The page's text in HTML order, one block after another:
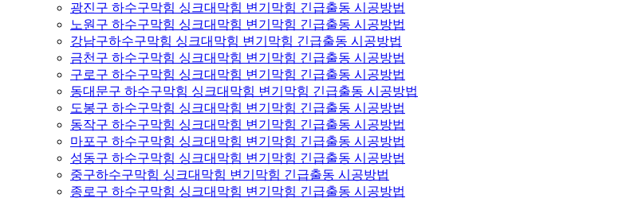
광진구 하수구막힘 싱크대막힘 변기막힘 긴급출동 시공방법
노원구 하수구막힘 싱크대막힘 변기막힘 긴급출동 시공방법
강남구하수구막힘 싱크대막힘 변기막힘 긴급출동 시공방법
금천구 하수구막힘 싱크대막힘 변기막힘 긴급출동 시공방법
구로구 하수구막힘 싱크대막힘 변기막힘 긴급출동 시공방법
동대문구 하수구막힘 싱크대막힘 변기막힘 긴급출동 시공방법
도봉구 하수구막힘 싱크대막힘 변기막힘 긴급출동 시공방법
동작구 하수구막힘 싱크대막힘 변기막힘 긴급출동 시공방법
마포구 하수구막힘 싱크대막힘 변기막힘 긴급출동 시공방법
성동구 하수구막힘 싱크대막힘 변기막힘 긴급출동 시공방법
중구하수구막힘 싱크대막힘 변기막힘 긴급출동 시공방법
종로구 하수구막힘 싱크대막힘 변기막힘 긴급출동 시공방법